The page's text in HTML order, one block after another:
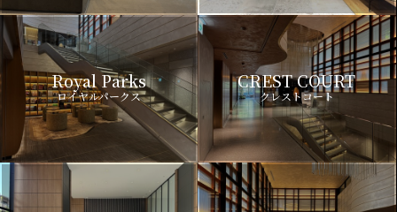
Royal Parks
ロイヤルパークス
CREST COURT
クレストコート